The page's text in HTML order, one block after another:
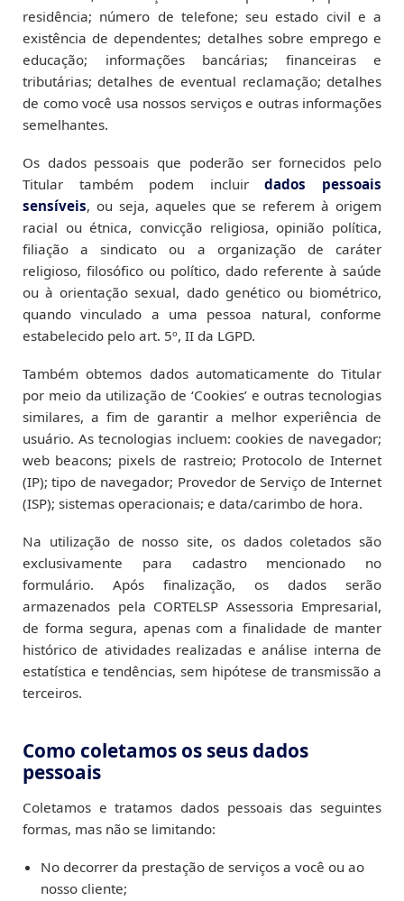
residência; número de telefone; seu estado civil e a
existência de dependentes; detalhes sobre emprego e
educação; informações bancárias; financeiras e
tributárias; detalhes de eventual reclamação; detalhes
de como você usa nossos serviços e outras informações
semelhantes.
Os dados pessoais que poderão ser fornecidos pelo
Titular também podem incluirdados pessoais
sensíveis, ou seja, aqueles que se referem à origem
racial ou étnica, convicção religiosa, opinião política,
filiação a sindicato ou a organização de caráter
religioso, filosófico ou político, dado referente à saúde
ou à orientação sexual, dado genético ou biométrico,
quando vinculado a uma pessoa natural, conforme
estabelecido pelo art. 5º, II da LGPD.
Também obtemos dados automaticamente do Titular
por meio da utilização de ‘Cookies’ e outras tecnologias
similares, a fim de garantir a melhor experiência de
usuário. As tecnologias incluem: cookies de navegador;
web beacons; pixels de rastreio; Protocolo de Internet
(IP); tipo de navegador; Provedor de Serviço de Internet
(ISP); sistemas operacionais; e data/carimbo de hora.
Na utilização de nosso site, os dados coletados são
exclusivamente para cadastro mencionado no
formulário. Após finalização, os dados serão
armazenados pela CORTELSP Assessoria Empresarial,
de forma segura, apenas com a finalidade de manter
histórico de atividades realizadas e análise interna de
estatística e tendências, sem hipótese de transmissão a
terceiros.
Como coletamos os seus dados
pessoais
Coletamos e tratamos dados pessoais das seguintes
formas, mas não se limitando:
No decorrer da prestação de serviços a você ou ao
nosso cliente;